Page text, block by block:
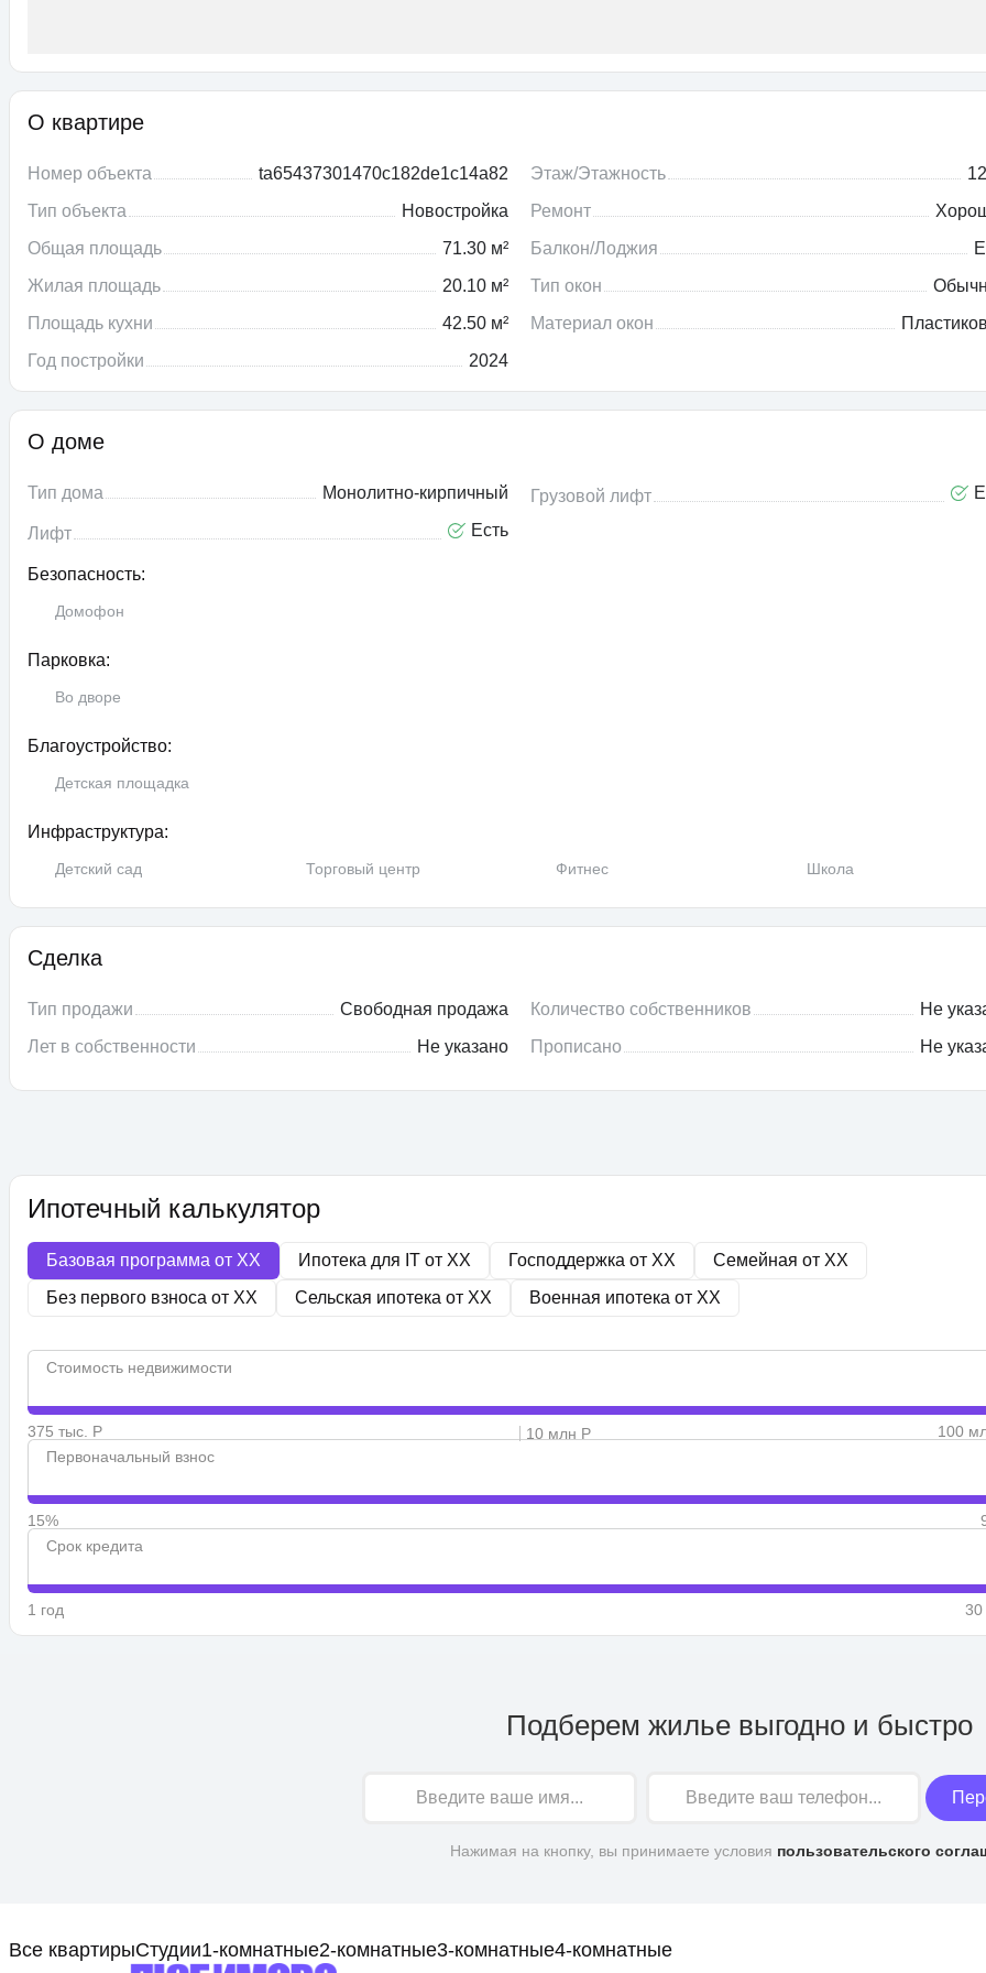
О квартире
Номер объекта
ta65437301470c182de1c14a82
Тип объекта
Новостройка
Общая площадь
71.30 м²
Жилая площадь
20.10 м²
Площадь кухни
42.50 м²
Год постройки
2024
Этаж/Этажность
Ремонт
Балкон/Лоджия
Тип окон
Материал окон
О доме
Тип дома Монолитно-кирпичный
Лифт Есть
Грузовой лифт
Безопасность:
Домофон
Парковка:
Во дворе
Благоустройство:
Детская площадка
Инфраструктура:
Детский сад Торговый центр Фитнес Школа
Сделка
Тип продажи
Свободная продажа
Лет в собственности
Не указано
Количество собственников
Не
Прописано
Не
Ипотечный калькулятор
Базовая программа от XX Ипотека для IT от XX Господдержка от XX Семейная от XX
Без первого взноса от XX Сельская ипотека от XX Военная ипотека от XX
Стоимость недвижимости
375 тыс. Р 10 млн Р
100
Первоначальный взнос
15%
Срок кредита
1 год 30
Подберем жилье выгодно и быстро
Нажимая на кнопку, вы принимаете условия пользовательского
Все квартирыСтудии1-комнатные2-комнатные3-комнатные4-комнатные